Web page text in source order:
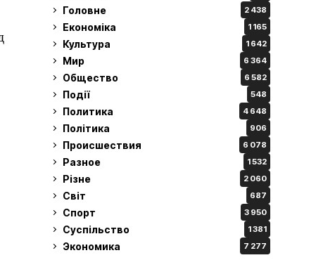
Головне 2 438
Економіка 1 165
Культура 1 642
Мир 6 364
Общество 6 582
Події 548
Политика 4 648
Політика 906
Происшествия 6 078
Разное 1 532
Різне 2 060
Світ 687
Спорт 3 950
Суспільство 1 381
Экономика 7 277